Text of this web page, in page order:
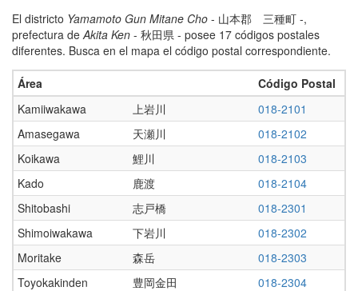
El districto Yamamoto Gun Mitane Cho - 山本郡 三種町 -,
prefectura de Akita Ken - 秋田県 - posee 17 códigos postales
diferentes. Busca en el mapa el código postal correspondiente.
Área
Código Postal
Kamiiwakawa
上岩川
018-2101
Amasegawa
天瀬川
018-2102
Koikawa
鯉川
018-2103
Kado
鹿渡
018-2104
Shitobashi
志戸橋
018-2301
Shimoiwakawa
下岩川
018-2302
Moritake
森岳
018-2303
Toyokakinden
豊岡金田
018-2304